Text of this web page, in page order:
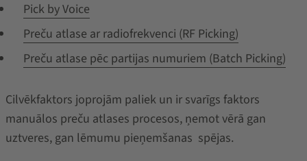
Pick by Voice
Preču atlase ar radiofrekvenci (RF Picking)
Preču atlase pēc partijas numuriem (Batch Picking)
Cilvēkfaktors joprojām paliek un ir svarīgs faktors
manuālos preču atlases procesos, ņemot vērā gan
uztveres, gan lēmumu pieņemšanas spējas.